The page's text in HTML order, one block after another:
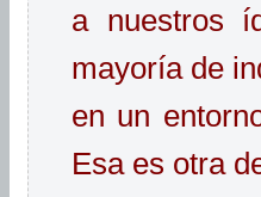
a nuestros
mayoría de
en un
Esa es otra